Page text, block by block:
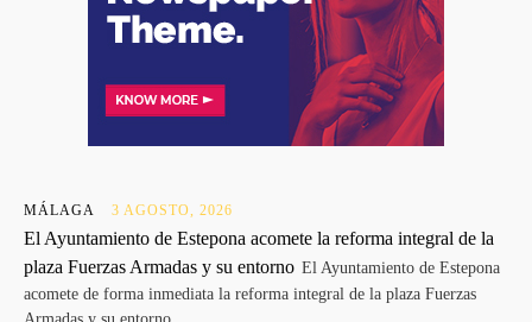
MÁLAGA 3 AGOSTO, 2026
El Ayuntamiento de Estepona acomete la reforma integral de la
plaza Fuerzas Armadas y su entorno El Ayuntamiento de Estepona
acomete de forma inmediata la reforma integral de la plaza Fuerzas